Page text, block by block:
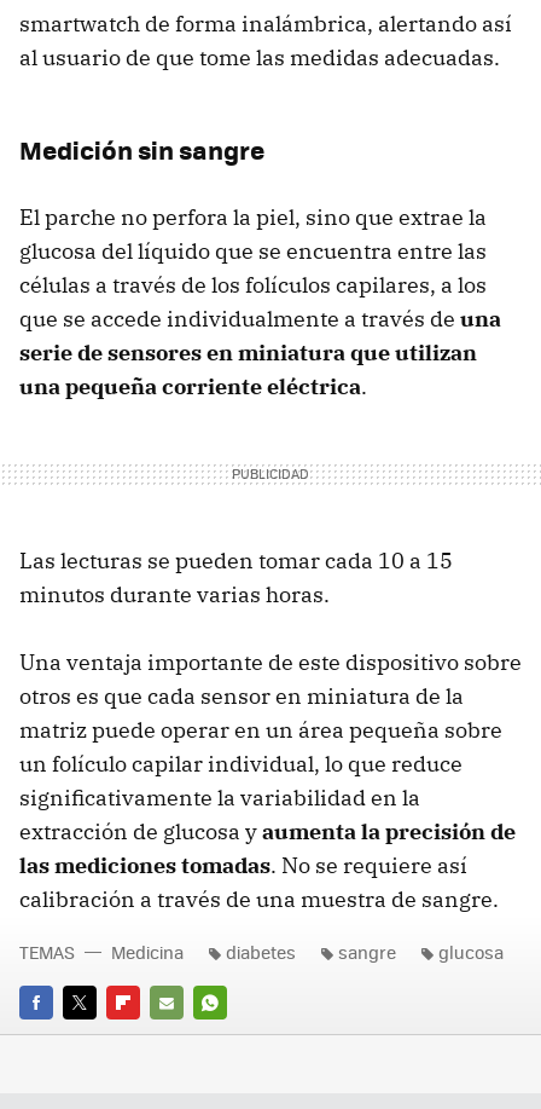
smartwatch de forma inalámbrica, alertando así
al usuario de que tome las medidas adecuadas.
Medición sin sangre
El parche no perfora la piel, sino que extrae la
glucosa del líquido que se encuentra entre las
células a través de los folículos capilares, a los
que se accede individualmente a través de una
serie de sensores en miniatura que utilizan
una pequeña corriente eléctrica.
Las lecturas se pueden tomar cada 10 a 15
minutos durante varias horas.
Una ventaja importante de este dispositivo sobre
otros es que cada sensor en miniatura de la
matriz puede operar en un área pequeña sobre
un folículo capilar individual, lo que reduce
significativamente la variabilidad en la
extracción de glucosa yaumenta la precisión de
las mediciones tomadas. No se requiere así
calibración a través de una muestra de sangre.
FACEBOOK
TWITTERFLIPBOARD
E-
WHATSAPP
TEMAS Medicina diabetes sangre glucosa